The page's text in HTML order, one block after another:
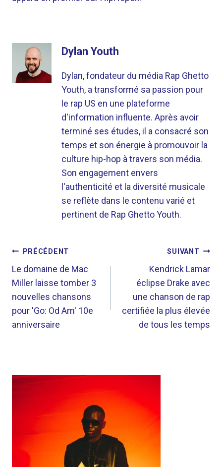
Dylan Youth
Dylan, fondateur du média Rap Ghetto
Youth, a transformé sa passion pour
le rap US en une plateforme
d'information influente. Après avoir
terminé ses études, il a consacré son
temps et son énergie à promouvoir la
culture hip-hop à travers son média.
Son engagement envers
l'authenticité et la diversité musicale
se reflète dans le contenu varié et
pertinent de Rap Ghetto Youth.
NAVIGATION
DE
L’ARTICLE
PRÉCÉDENT
Le domaine de Mac
Miller laisse tomber 3
nouvelles chansons
pour 'Go: Od Am' 10e
anniversaire
SUIVANT
Kendrick Lamar
éclipse Drake avec
une chanson de rap
certifiée la plus élevée
de tous les temps